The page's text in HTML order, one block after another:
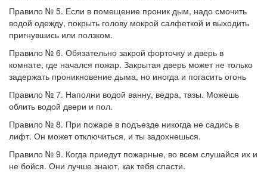
Правило № 5. Если в помещение проник дым, надо смочить
водой одежду, покрыть голову мокрой салфеткой и выходить
пригнувшись или ползком.
Правило № 6. Обязательно закрой форточку и дверь в
комнате, где начался пожар. Закрытая дверь может не только
задержать проникновение дыма, но иногда и погасить огонь
Правило № 7. Наполни водой ванну, ведра, тазы. Можешь
облить водой двери и пол.
Правило № 8. При пожаре в подъезде никогда не садись в
лифт. Он может отключиться, и ты задохнешься.
Правило № 9. Когда приедут пожарные, во всем слушайся их и
не бойся. Они лучше знают, как тебя спасти.